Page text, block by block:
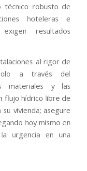
técnico robusto de
hoteleras e
resultados
al rigor de
a través del
materiales y las
flujo hídrico libre de
vivienda; asegure
hoy mismo en
urgencia en una